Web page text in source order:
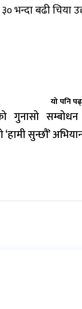
भन्दा बढी चिया
यो पनि
गुनासो सम्बोधन
‘हामी सुन्छौं’